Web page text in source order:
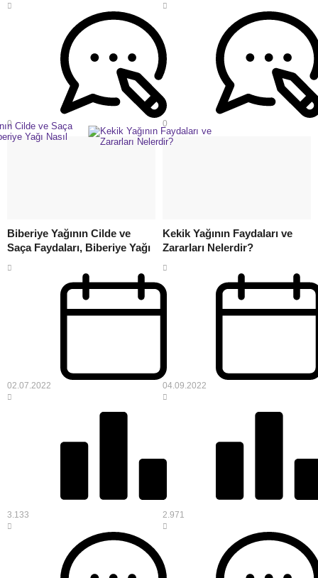
0 0
Biberiye Yağının Cilde ve
Saça Faydaları, Biberiye Yağı
02.07.2022
3.133
Kekik Yağının Faydaları ve
Zararları Nelerdir?
04.09.2022
2.971